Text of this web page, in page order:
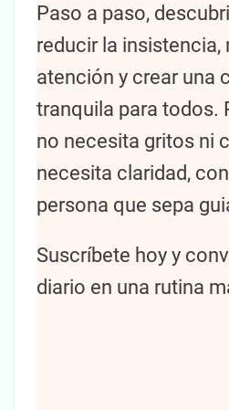
Paso a paso,
reducir la insistencia,
atención y crear una
tranquila para todos.
no necesita gritos ni
necesita claridad,
persona que sepa
Suscríbete hoy y
diario en una rutina